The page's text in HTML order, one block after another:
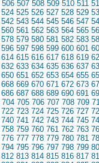
506 507 508 509 510 511
524 525 526 527 528 529
542 543 544 545 546 547
560 561 562 563 564 565
578 579 580 581 582 583
596 597 598 599 600 601
614 615 616 617 618 619
632 633 634 635 636 637
650 651 652 653 654 655
668 669 670 671 672 673
686 687 688 689 690 691
704 705 706 707 708 709
722 723 724 725 726 727
740 741 742 743 744 745
758 759 760 761 762 763
776 777 778 779 780 781
794 795 796 797 798 799
812 813 814 815 816 817